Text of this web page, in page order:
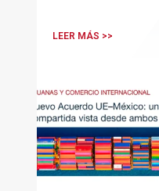
LEER MÁS >>